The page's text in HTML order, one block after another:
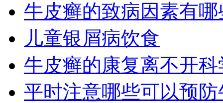
牛皮癣的致病因素有哪
儿童银屑病饮食
牛皮癣的康复离不开
平时注意哪些可以预